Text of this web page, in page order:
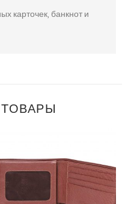
карточек, банкнот и